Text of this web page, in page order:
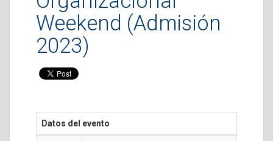
Weekend (Admisión
2023)
Datos del evento